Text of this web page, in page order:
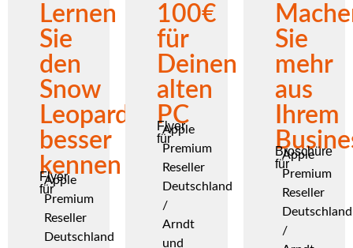
Lernen
Sie
den
Snow
Leopard
besser
kennen
Flyer
für
Apple
Premium
Reseller
Deutschland
100€
für
Deinen
alten
PC
Flyer
für
Apple
Premium
Reseller
Deutschland
/
Arndt
und
Sie
mehr
aus
Ihrem
Broschüre
für
Apple
Premium
Reseller
Deutschland
/